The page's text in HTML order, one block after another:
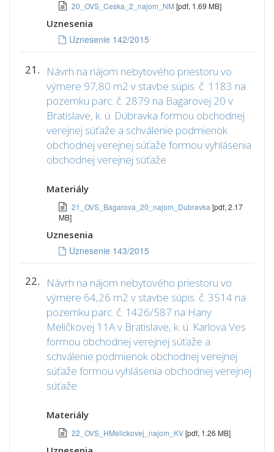
20_OVS_Ceska_2_najom_NM [pdf, 1.69 MB]
Uznesenia
Uznesenie 142/2015
21.
Návrh na nájom nebytového priestoru vo
výmere 97,80 m2 v stavbe súpis. č. 1183 na
pozemku parc. č. 2879 na Bagarovej 20 v
Bratislave, k. ú. Dúbravka formou obchodnej
verejnej súťaže a schválenie podmienok
obchodnej verejnej súťaže formou vyhlásenia
obchodnej verejnej súťaže
Materiály
21_OVS_Bagarova_20_najom_Dubravka [pdf, 2.17
MB]
Uznesenia
Uznesenie 143/2015
22.
Návrh na nájom nebytového priestoru vo
výmere 64,26 m2 v stavbe súpis. č. 3514 na
pozemku parc. č. 1426/587 na Hany
Meličkovej 11A v Bratislave, k. ú. Karlova Ves
formou obchodnej verejnej súťaže a
schválenie podmienok obchodnej verejnej
súťaže formou vyhlásenia obchodnej verejnej
súťaže
Materiály
22_OVS_HMelickovej_najom_KV[pdf, 1.26 MB]